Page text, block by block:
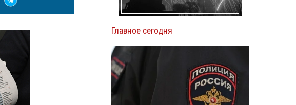
Главное сегодня